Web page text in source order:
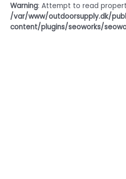
Warning: Attempt to read
/var/www/outdoorsupply.dk/
content/plugins/seoworks/